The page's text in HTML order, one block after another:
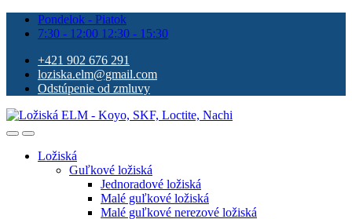
Pondelok - Piatok
7:30 - 12:00 12:30 - 15:30
+421 902 676 291
loziska.elm@gmail.com
Odstúpenie od zmluvy
Ložiská
Guľkové ložiská
Jednoradové ložiská
Malé guľkové ložiská
Malé guľkové nerezové ložiská